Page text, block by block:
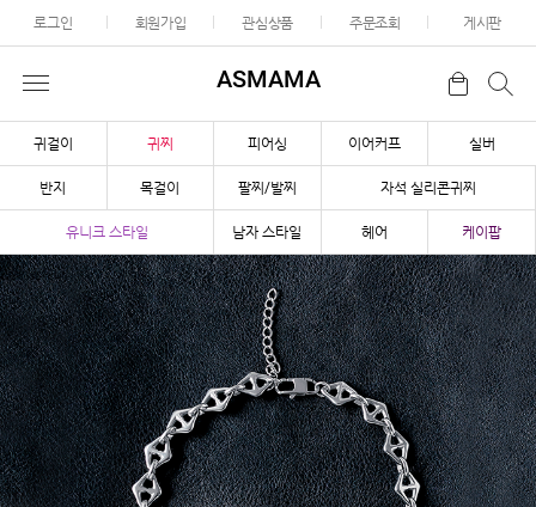
로그인 회원가입 관심상품 주문조회 게시판
ASMAMA
귀걸이 귀찌 피어싱 이어커프 실버
반지 목걸이 팔찌/발찌 자석 실리콘귀찌
유니크 스타일 남자 스타일 헤어 케이팝